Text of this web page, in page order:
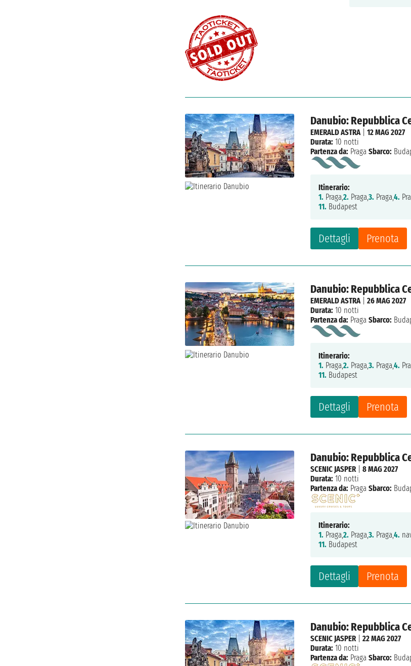
Danubio: Repubblica
Dettagli Prenota
EMERALD ASTRA|12 MAG 2027
Durata: 10 notti
Partenza da: Praga Sbarco:
Itinerario:
1. Praga,2. Praga,3. Praga,4.
11. Budapest
Danubio: Repubblica
Dettagli Prenota
EMERALD ASTRA|26 MAG 2027
Durata: 10 notti
Partenza da: Praga Sbarco:
Itinerario:
1. Praga,2. Praga,3. Praga,4.
11. Budapest
Danubio: Repubblica
Dettagli Prenota
SCENIC JASPER|8 MAG 2027
Durata: 10 notti
Partenza da: Praga Sbarco:
Itinerario:
1. Praga,2. Praga,3. Praga,4.
11. Budapest
Danubio: Repubblica
SCENIC JASPER|22 MAG 2027
Durata: 10 notti
Partenza da: Praga Sbarco: